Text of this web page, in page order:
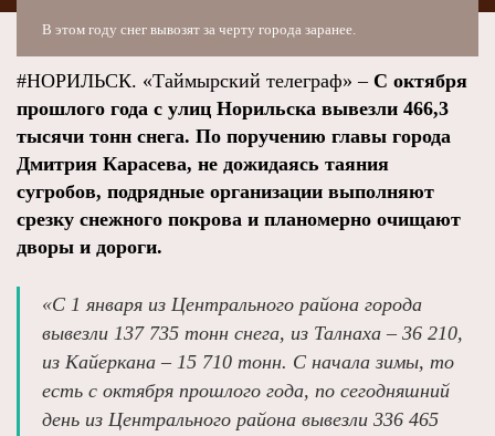
В этом году снег вывозят за черту города заранее.
#НОРИЛЬСК. «Таймырский телеграф» – С октября
прошлого года с улиц Норильска вывезли 466,3
тысячи тонн снега. По поручению главы города
Дмитрия Карасева, не дожидаясь таяния
сугробов, подрядные организации выполняют
срезку снежного покрова и планомерно очищают
дворы и дороги.
«С 1 января из Центрального района города
вывезли 137 735 тонн снега, из Талнаха – 36 210,
из Кайеркана – 15 710 тонн. С начала зимы, то
есть с октября прошлого года, по сегодняшний
день из Центрального района вывезли 336 465